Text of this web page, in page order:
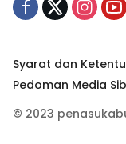
Syarat dan
Pedoman Media
© 2023